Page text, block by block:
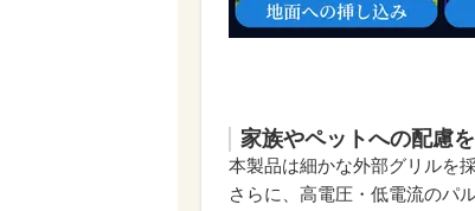
家族やペットへの配慮
本製品は細かな外部グリルを
さらに、高電圧・低電流のパ